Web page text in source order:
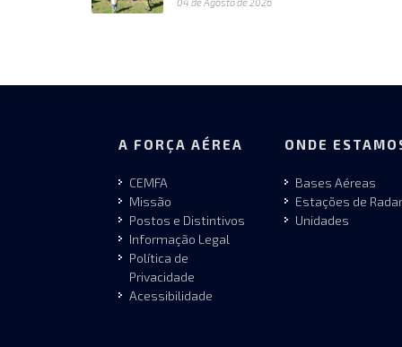
A FORÇA AÉREA
CEMFA
Missão
Postos e Distintivos
Informação Legal
Política de
Privacidade
Acessibilidade
ONDE
Bases Aéreas
Estações de Radar
Unidades